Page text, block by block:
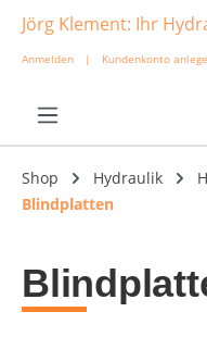
springen
Jörg Klement: Ihr
Anmelden | Kundenkonto
Shop Hydraulik
Blindplatten